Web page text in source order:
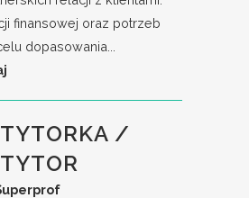
finansowej oraz potrzeb
dopasowania...
/